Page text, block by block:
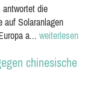
antwortet die
auf Solaranlagen
a... weiterlesen
chinesische